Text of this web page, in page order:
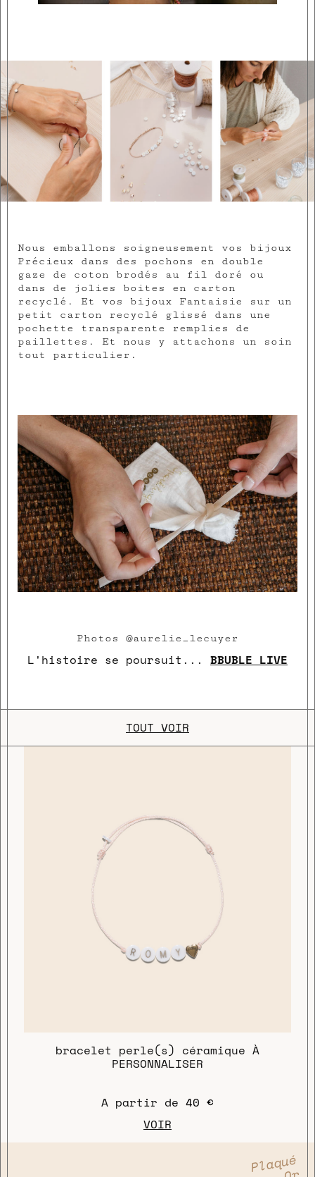
Nous emballons soigneusement vos bijoux
Précieux dans des pochons en double
gaze de coton brodés au fil doré ou
dans de jolies boites en carton
recyclé. Et vos bijoux Fantaisie sur un
petit carton recyclé glissé dans une
pochette transparente remplies de
paillettes. Et nous y attachons un soin
tout particulier.
Photos @aurelie_lecuyer
L'histoire se poursuit... BBUBLE LIVE
bracelet perle(s) céramique À
PERSONNALISER
A partir de 40 €
VOIR
Plaqué
TOUT VOIR